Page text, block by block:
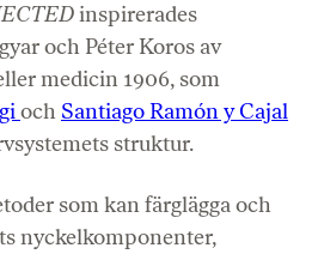
inspirerades
och Péter Koros av
medicin 1906, som
och Santiago Ramón y Cajal
struktur.
som kan färglägga och
nyckelkomponenter,